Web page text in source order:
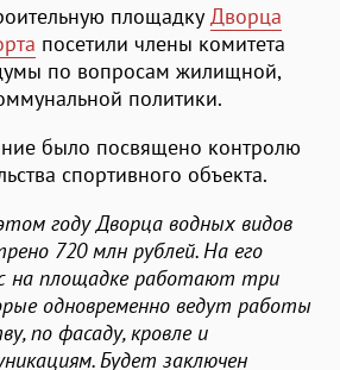
площадку Дворца
посетили члены комитета
по вопросам жилищной,
политики.
было посвящено контролю
спортивного объекта.
году Дворца водных видов
720 млн рублей. На его
на площадке работают три
одновременно ведут работы
по фасаду, кровле и
Будет заключен